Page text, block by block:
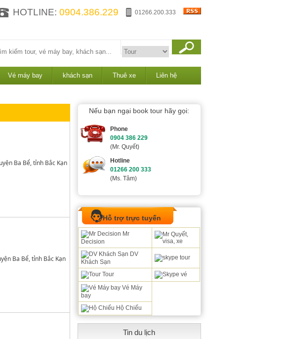
HOTLINE: 0904.386.229 01266.200.333
Vé máy bay khách sạn Thuê xe Liên hệ
Ba Bể, tỉnh Bắc Kạn
Ba Bể, tỉnh Bắc Kạn
Nếu bạn ngại book tour hãy gọi:
Phone
0904 386 229
(Mr. Quyết)
Hotline
01266 200 333
(Ms. Tâm)
Hỗ trợ trực tuyến
Mr
Decision
DV
Khách Sạn
Tour
Vé Máy
bay
Hộ Chiếu
Tin du lịch